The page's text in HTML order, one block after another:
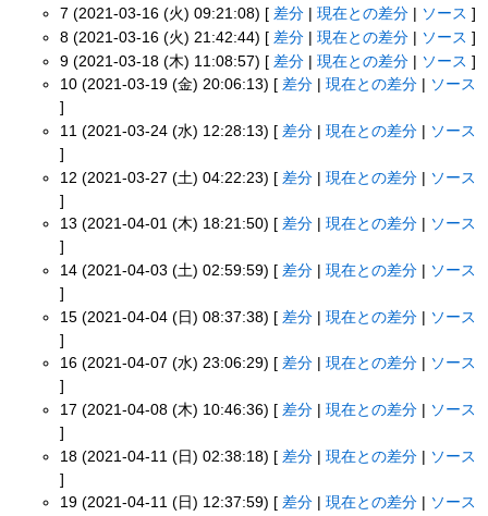
7 (2021-03-16 (火) 09:21:08) [ 差分 |現在との差分 ソース ]
8 (2021-03-16 (火) 21:42:44) [ 差分 |現在との差分 ソース ]
9 (2021-03-18 (木) 11:08:57) [ 差分 |現在との差分 | ソース ]
10 (2021-03-19 (金) 20:06:13) [ 差分 |現在との差分
ソース
]
11 (2021-03-24 (水) 12:28:13) [ 差分 |現在との差分
ソース
]
12 (2021-03-27 (土) 04:22:23) [ 差分 |現在との差分 | ソース
]
13 (2021-04-01 (木) 18:21:50) [ 差分 |現在との差分
ソース
]
14 (2021-04-03 (土) 02:59:59) [ 差分 |現在との差分
ソース
]
15 (2021-04-04 (日) 08:37:38) [ 差分 |現在との差分 | ソース
]
16 (2021-04-07 (水) 23:06:29) [ 差分 |現在との差分
ソース
]
17 (2021-04-08 (木) 10:46:36) [ 差分 |現在との差分
ソース
]
18 (2021-04-11 (日) 02:38:18) [ 差分 |現在との差分 | ソース
]
19 (2021-04-11 (日) 12:37:59) [ 差分 |現在との差分
ソース